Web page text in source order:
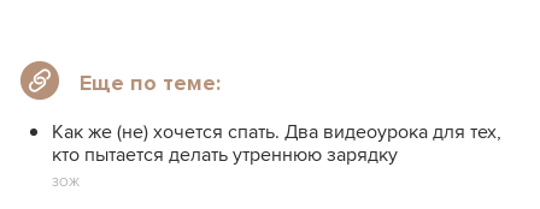
Еще по теме:
Как же (не) хочется спать. Два видеоурока для тех,
кто пытается делать утреннюю зарядку
ЗОЖ